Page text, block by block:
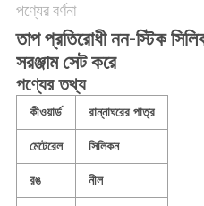
পণ্যের বর্ণনা
তাপ প্রতিরোধী নন-স্টিক
সরঞ্জাম সেট করে
পণ্যের তথ্য
কীওয়ার্ড রান্নাঘরের পাত্র
মেটেরেল সিলিকন
রঙ নীল